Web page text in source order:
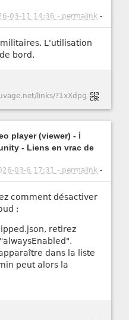
03-11 14:36 - permalink -
L'utilisation
bord.
links/?1xXdpg
player (viewer) - ℹ️
- Liens en vrac de
03-6 17:31 - permalink -
comment désactiver
:
retirez
dans la liste
peut alors la